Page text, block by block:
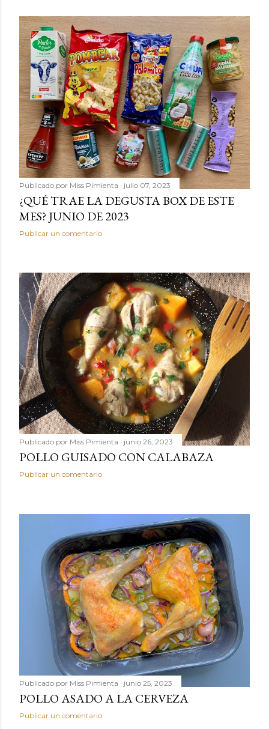
Publicado por Miss Pimienta julio 07, 2023
¿QUÉ TRAE LA DEGUSTA BOX DE ESTE
MES? JUNIO DE 2023
Publicar un comentario
Publicado por Miss Pimienta junio 26, 2023
POLLO GUISADO CON CALABAZA
Publicar un comentario
Publicado por Miss Pimienta junio 25, 2023
POLLO ASADO A LA CERVEZA
Publicar un comentario